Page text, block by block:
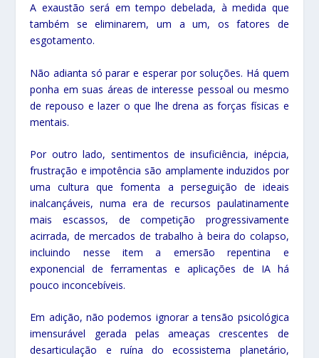
A exaustão será em tempo debelada, à medida que
também se eliminarem, um a um, os fatores de
esgotamento.
Não adianta só parar e esperar por soluções. Há quem
ponha em suas áreas de interesse pessoal ou mesmo
de repouso e lazer o que lhe drena as forças físicas e
mentais.
Por outro lado, sentimentos de insuficiência, inépcia,
frustração e impotência são amplamente induzidos por
uma cultura que fomenta a perseguição de ideais
inalcançáveis, numa era de recursos paulatinamente
mais escassos, de competição progressivamente
acirrada, de mercados de trabalho à beira do colapso,
incluindo nesse item a emersão repentina e
exponencial de ferramentas e aplicações de IA há
pouco inconcebíveis.
Em adição, não podemos ignorar a tensão psicológica
imensurável gerada pelas ameaças crescentes de
desarticulação e ruína do ecossistema planetário,